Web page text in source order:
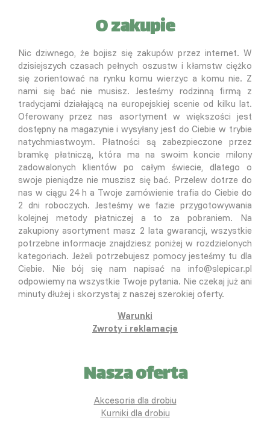
O zakupie
Nic dziwnego, że bojisz się zakupów przez internet. W
dzisiejszych czasach pełnych oszustw i kłamstw ciężko
się zorientować na rynku komu wierzyc a komu nie. Z
nami się bać nie musisz. Jesteśmy rodzinną firmą z
tradycjami działającą na europejskiej scenie od kilku lat.
Oferowany przez nas asortyment w większości jest
dostępny na magazynie i wysyłany jest do Ciebie w trybie
natychmiastwoym. Płatności są zabezpieczone przez
bramkę płatniczą, która ma na swoim koncie milony
zadowalonych klientów po całym świecie, dlatego o
swoje pieniądze nie muszisz się bać. Przelew dotrze do
nas w ciągu 24 h a Twoje zamówienie trafia do Ciebie do
2 dni roboczych. Jesteśmy we fazie przygotowywania
kolejnej metody płatniczej a to za pobraniem. Na
zakupiony asortyment masz 2 lata gwarancji, wszystkie
potrzebne informacje znajdziesz poniżej w rozdzielonych
kategoriach. Jeżeli potrzebujesz pomocy jesteśmy tu dla
Ciebie. Nie bój się nam napisać na info@slepicar.pl
odpowiemy na wszystkie Twoje pytania. Nie czekaj już ani
minuty dłużej i skorzystaj z naszej szerokiej oferty.
Warunki
Zwroty i reklamacje
Nasza oferta
Akcesoria dla drobiu
Kurniki dla drobiu